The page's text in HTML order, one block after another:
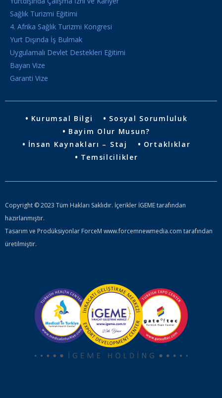
Sağlık Turizmi Eğitimi
4. Afrika Sağlık Turizmi Kongresi
Yurt Dışında İş Bulmak
Uygulamalı Devlet Destekleri Eğitimi
Bayan Vize
Garanti Vize
Kurumsal Bilgi
Sosyal Sorumluluk
Bayim Olur Musun?
İnsan Kaynakları – Staj
Ortaklıklar
Temsilcilikler
Copyright © 2023 Tüm Hakları Saklıdır. İçerikler İGEME tarafından
hazırlanmıştır.
Tasarım ve Prodüksiyonlar ForceM www.forcemnewmedia.com tarafından
üretilmiştir.